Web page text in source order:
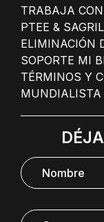
TRABAJA
PTEE &
ELIMINACIÓN
SOPORTE MI
TÉRMINOS Y
MUNDIALISTA